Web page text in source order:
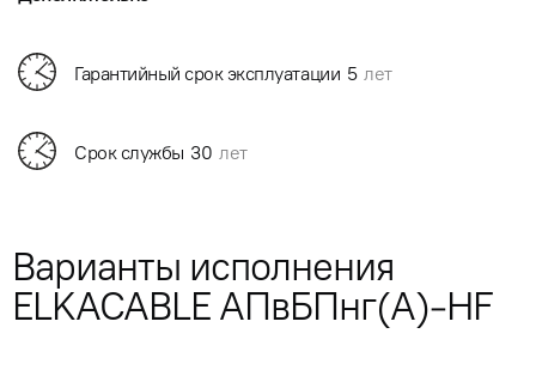
Гарантийный срок эксплуатации 5 лет
Срок службы 30 лет
Варианты исполнения
ELKACABLE АПвБПнг(А)-HF